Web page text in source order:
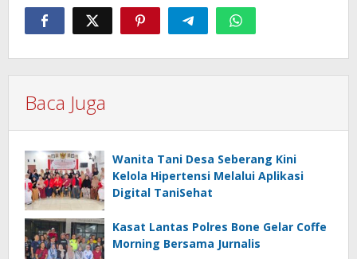
Baca Juga
Wanita Tani Desa Seberang Kini
Kelola Hipertensi Melalui Aplikasi
Digital TaniSehat
Kasat Lantas Polres Bone Gelar Coffe
Morning Bersama Jurnalis